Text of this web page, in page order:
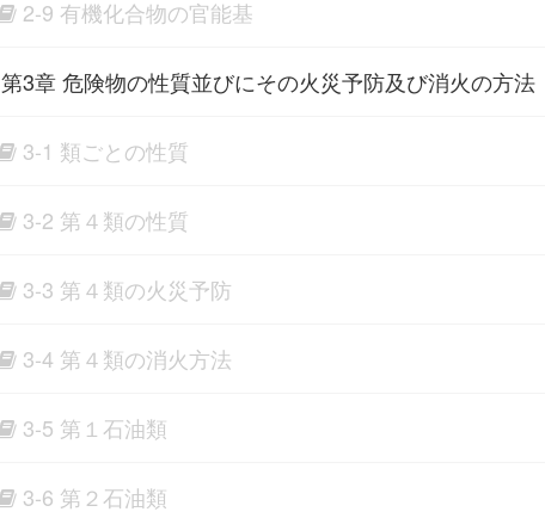
2-9 有機化合物の官能基
第3章 危険物の性質並びにその火災予防及び消火の方法
3-1 類ごとの性質
3-2 第４類の性質
3-3 第４類の火災予防
3-4 第４類の消火方法
3-5 第１石油類
3-6 第２石油類